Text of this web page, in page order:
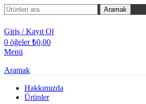
Aramak
Giriş / Kayıt Ol
0 öğeler ₺0,00
Menü
Aramak
Hakkımızda
Ürünler